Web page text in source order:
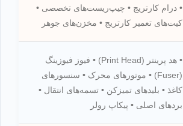
• درام کارتریج • چیپ‌ریست‌های تخصصی •
کیت‌های تعمیر کارتریج • مخزن‌های جوهر
• هد پرینتر (Print Head) • فیوز فیوزینگ
(Fuser) • موتورهای محرک • سنسورهای
کاغذ • بلیدهای تمیزکن • تسمه‌های انتقال •
بردهای اصلی • پیکاپ رولر